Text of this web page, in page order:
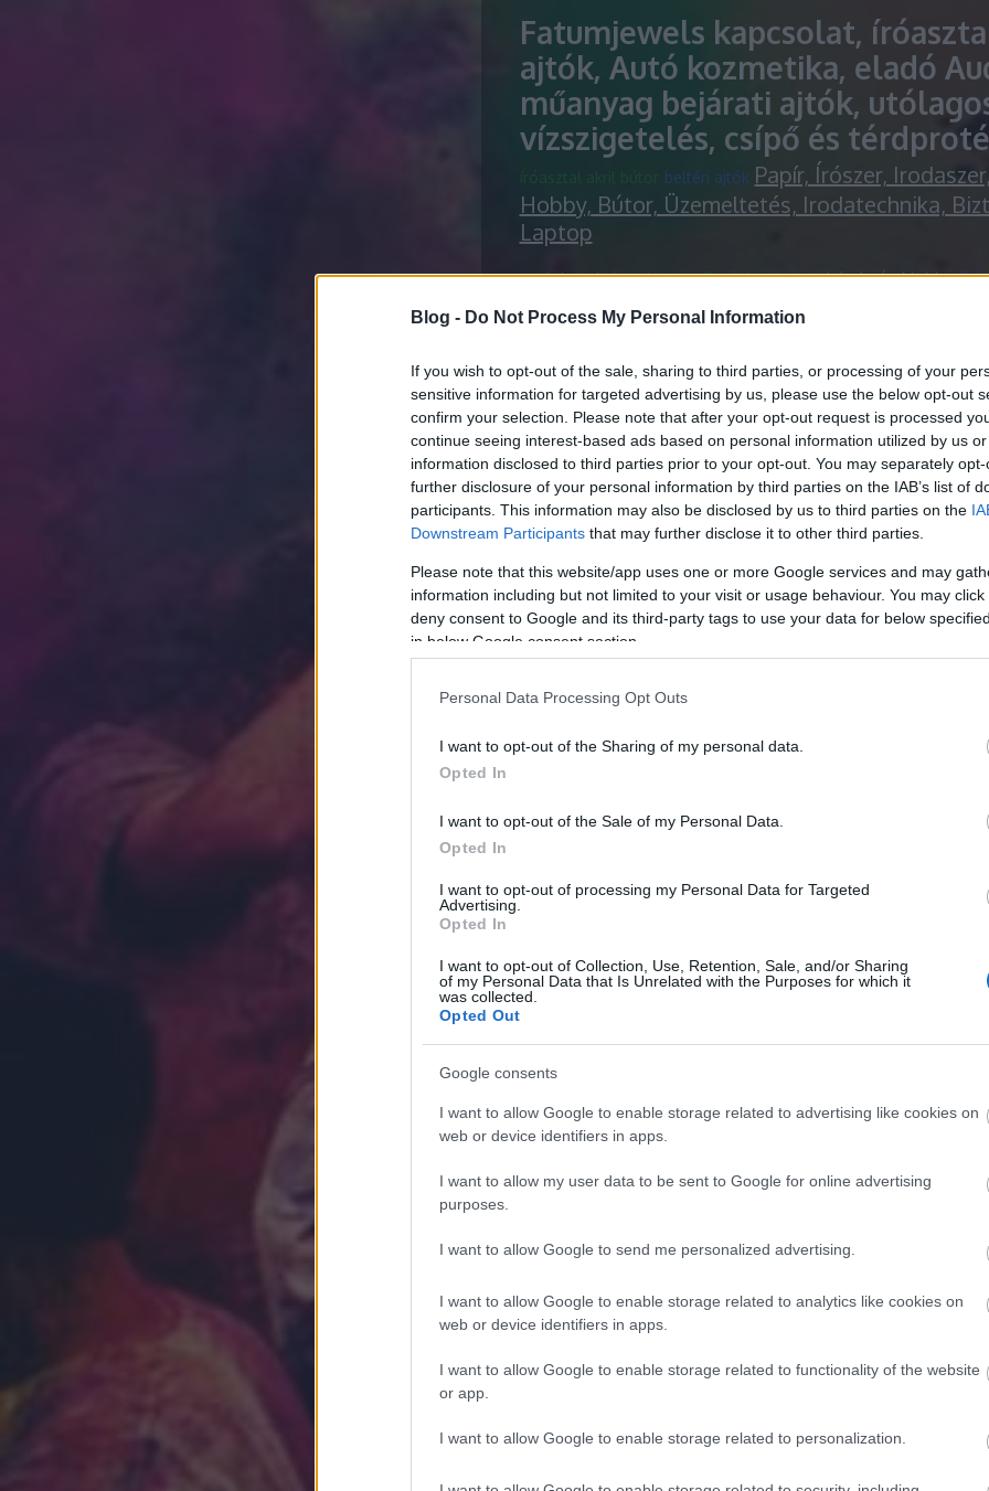
Blog - Do Not Process My Personal Information
If you wish to opt-out of the sale, sharing to third parties, or processing of your
sensitive information for targeted advertising by us, please use the below opt-out
confirm your selection. Please note that after your opt-out request is processed
continue seeing interest-based ads based on personal information utilized by us
information disclosed to third parties prior to your opt-out. You may separately
further disclosure of your personal information by third parties on the IAB’s list of
participants. This information may also be disclosed by us to third parties on the
Downstream Participants that may further disclose it to other third parties.
Please note that this website/app uses one or more Google services and may
information including but not limited to your visit or usage behaviour. You may
deny consent to Google and its third-party tags to use your data for below
in below Google consent section.
Personal Data Processing Opt Outs
I want to opt-out of the Sharing of my personal data.
Opted In
I want to opt-out of the Sale of my Personal Data.
Opted In
I want to opt-out of processing my Personal Data for Targeted
Advertising.
Opted In
I want to opt-out of Collection, Use, Retention, Sale, and/or Sharing
of my Personal Data that Is Unrelated with the Purposes for which it
was collected.
Opted Out
Google consents
I want to allow Google to enable storage related to advertising like cookies on
web or device identifiers in apps.
I want to allow my user data to be sent to Google for online advertising
purposes.
I want to allow Google to send me personalized advertising.
I want to allow Google to enable storage related to analytics like cookies on
web or device identifiers in apps.
I want to allow Google to enable storage related to functionality of the website
or app.
I want to allow Google to enable storage related to personalization.
Fatumjewels kapcsolat,
ajtók, Autó kozmetika, eladó
műanyag bejárati ajtók,
vízszigetelés, csípő és
íróasztal akril bútor beltéri ajtók Papír, Írószer,
Hobby, Bútor, Üzemeltetés, Irodatechnika,
Laptop
mobile telefon, laptop Papír Irodaszer Iskola és Hobby
Irodatechnika Biztonságtechnika laptopok online marketing
Irodaszer, Iskola és Hobby, Bútor,
Biztonságtechnika és Laptop
Laptop, Notebook,
telefonok, Smart TV, Xbox one,
Samsung, Huawei
zártszelvény, előtető,
bükkfa, oszloptartó,
lépcsőkorlát, menetes szár,
cső
zártszelvény árak, bükkfa, oszloptartó,
az az asztali számítógép?
felhasználhat. Ilyen nagyszámú weboldallal a
interneten képesnek kell lennie arra, hogy
azáltal, hogy elkülöníti webhelyét. A webhely
megkülönböztetésének egyik módja az, ha
az Ön által kínált szolgáltatásra, amelyet senki
Ha jól tudsz létrehozni egy Ezine-t, akkor ez
lehet előfizetők felkutatására és a cég
munkatársak fotójának bemutatásával
személyiségét. Megadhat információkat a
Noha könnyűnek tűnhet webhelyének
szoftver segítségével, amely feltérképezi az
megszakítja a megjegyzéseket és az e-
bejegyzéseknek soha nem lesz az a kívánt
is akarnak. Ha nem személyesen áll
ügyfelekkel, akkor a potenciális ügyfeleket az
A gázszerelő internetes marketingstratégiája
elengedhetetlen, hogy a Google felkerüljön